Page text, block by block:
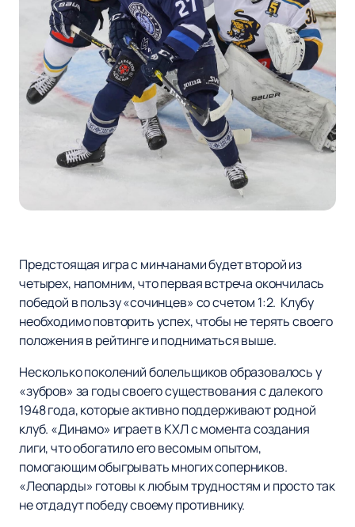
Предстоящая игра с минчанами будет второй из
четырех, напомним, что первая встреча окончилась
победой в пользу «сочинцев» со счетом 1:2. Клубу
необходимо повторить успех, чтобы не терять своего
положения в рейтинге и подниматься выше.
Несколько поколений болельщиков образовалось у
«зубров» за годы своего существования с далекого
1948 года, которые активно поддерживают родной
клуб. «Динамо» играет в КХЛ с момента создания
лиги, что обогатило его весомым опытом,
помогающим обыгрывать многих соперников.
«Леопарды» готовы к любым трудностям и просто так
не отдадут победу своему противнику.